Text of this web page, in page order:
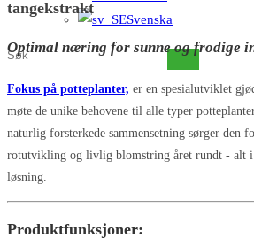
Svenska
Søk
dette
tangekstrakt
Optimal næring for sunne og frodige
Fokus på potteplanter, er en spesialutviklet
møte de unike behovene til alle typer
naturlig forsterkede sammensetning sørger den
rotutvikling og livlig blomstring året rundt - alt i
løsning.
Produktfunksjoner: